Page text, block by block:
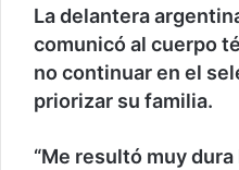
La delantera
comunicó al cuerpo
no continuar en el
priorizar su familia.
“Me resultó muy